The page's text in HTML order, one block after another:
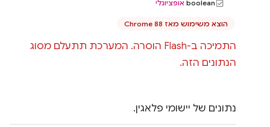
‫boolean אופציונלי
הוצא משימוש מאז Chrome 88
התמיכה ב-Flash הוסרה. המערכת תתעלם מסוג
הנתונים הזה.
נתונים של יישומי פלאגין.